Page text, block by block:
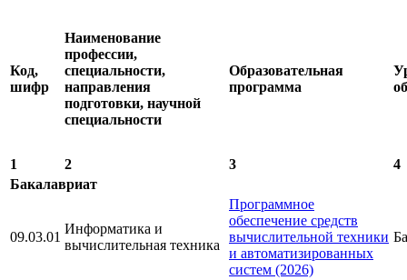
Код,
шифр
Наименование
профессии,
специальности,
направления
подготовки, научной
специальности
Образовательная
программа
1 2 3
4
Бакалавриат
09.03.01
Информатика и
вычислительная техника
Программное
обеспечение средств
вычислительной техники
и автоматизированных
систем (2026)